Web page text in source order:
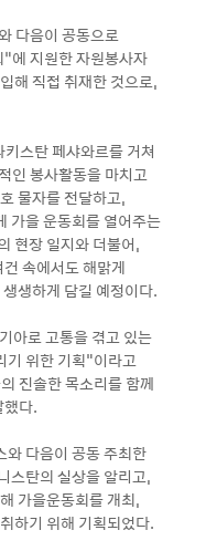
다음이 공동으로
에 지원한 자원봉사자
해 직접 취재한 것으로,
스탄 페샤와르를 거쳐
인 봉사활동을 마치고
물자를 전달하고,
가을 운동회를 열어주는
현장 일지와 더불어,
속에서도 해맑게
생하게 담길 예정이다.
아로 고통을 겪고 있는
기 위한 기획"이라고
진솔한 목소리를 함께
다.
와 다음이 공동 주최한
스탄의 실상을 알리고,
가을운동회를 개최,
하기 위해 기획되었다.